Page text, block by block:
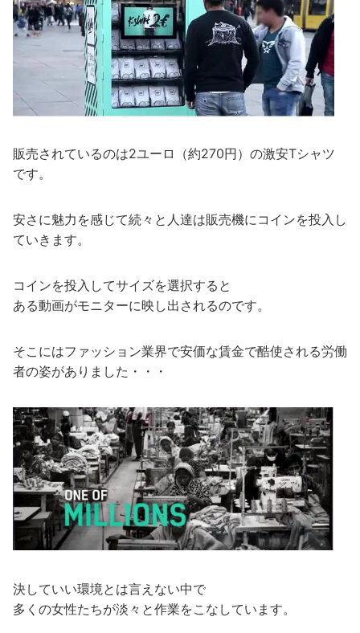
販売されているのは2ユーロ（約270円）の激安Tシャツ
です。
安さに魅力を感じて続々と人達は販売機にコインを投入し
ていきます。
コインを投入してサイズを選択すると
ある動画がモニターに映し出されるのです。
そこにはファッション業界で安価な賃金で酷使される労働
者の姿がありました・・・
決していい環境とは言えない中で
多くの女性たちが淡々と作業をこなしています。